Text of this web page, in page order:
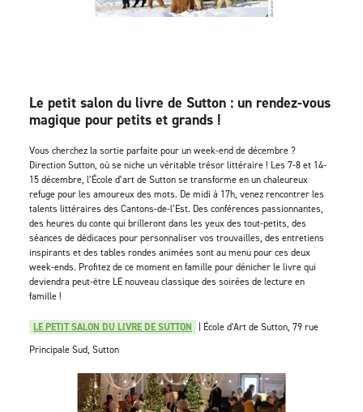
Le petit salon du livre de Sutton : un rendez-vous
magique pour petits et grands !
Vous cherchez la sortie parfaite pour un week-end de décembre ?
Direction Sutton, où se niche un véritable trésor littéraire ! Les 7-8 et 14-
15 décembre, l’École d’art de Sutton se transforme en un chaleureux
refuge pour les amoureux des mots. De midi à 17h, venez rencontrer les
talents littéraires des Cantons-de-l’Est. Des conférences passionnantes,
des heures du conte qui brilleront dans les yeux des tout-petits, des
séances de dédicaces pour personnaliser vos trouvailles, des entretiens
inspirants et des tables rondes animées sont au menu pour ces deux
week-ends. Profitez de ce moment en famille pour dénicher le livre qui
deviendra peut-être LE nouveau classique des soirées de lecture en
famille !
LE PETIT SALON DU LIVRE DE SUTTON
| École d’Art de Sutton, 79 rue
Principale Sud, Sutton